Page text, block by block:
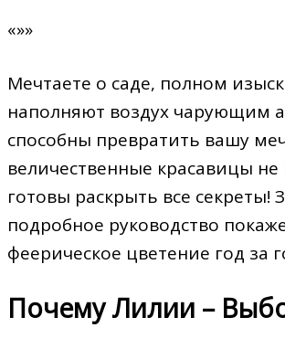
«»»
Мечтаете о саде, полном
наполняют воздух чарующим
способны превратить вашу
величественные красавицы
готовы раскрыть все секреты!
подробное руководство
феерическое цветение год за
Почему Лилии –